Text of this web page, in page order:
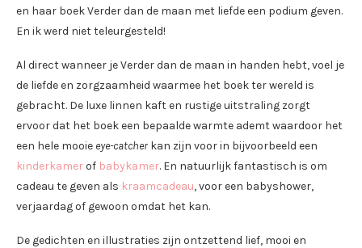
en haar boek Verder dan de maan met liefde een podium geven.
En ik werd niet teleurgesteld!
Al direct wanneer je Verder dan de maan in handen hebt, voel je
de liefde en zorgzaamheid waarmee het boek ter wereld is
gebracht. De luxe linnen kaft en rustige uitstraling zorgt
ervoor dat het boek een bepaalde warmte ademt waardoor het
een hele mooie eye-catcherkan zijn voor in bijvoorbeeld een
kinderkamerof babykamer. En natuurlijk fantastisch is om
cadeau te geven als kraamcadeau, voor een babyshower,
verjaardag of gewoon omdat het kan.
De gedichten en illustraties zijn ontzettend lief, mooi en